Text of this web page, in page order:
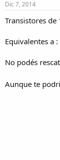
Dic 7, 2014
Transistores de
Equivalentes a
No podés
Aunque te